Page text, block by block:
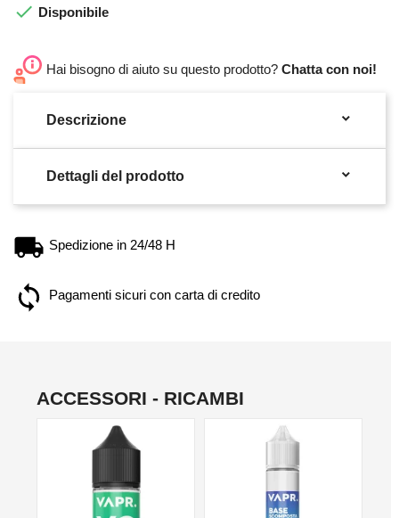
 Disponibile
Hai bisogno di aiuto su questo prodotto? Chatta con noi!
Descrizione 
Dettagli del prodotto 
Spedizione in 24/48 H
Pagamenti sicuri con carta di credito
ACCESSORI - RICAMBI